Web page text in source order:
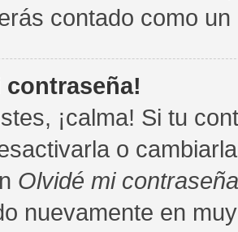
contado como
contraseña!
¡calma! Si tu
o
Olvidé mi contraseña
nuevamente en